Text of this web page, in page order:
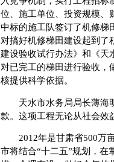
位、施工单位、投资规模、
中标的施工队签订了机修梯
对搞好机修梯田建设起到了
建设验收试行办法》和《天
对已完工的梯田进行验收，
核提供科学依据。
天水市水务局局长薄海明
款。这项工程无论从社会效
2012年是甘肃省500万亩
市将结合“十二五”规划，在